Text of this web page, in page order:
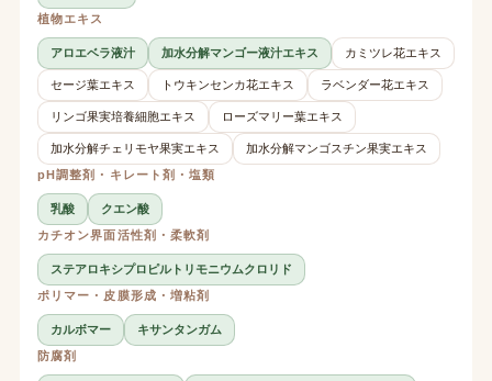
植物エキス
アロエベラ液汁 加水分解マンゴー液汁エキス カミツレ花エキス
セージ葉エキス トウキンセンカ花エキス ラベンダー花エキス
リンゴ果実培養細胞エキス ローズマリー葉エキス
加水分解チェリモヤ果実エキス
加水分解マンゴスチン果実エキス
pH調整剤・キレート剤・塩類
乳酸
クエン酸
カチオン界面活性剤・柔軟剤
ステアロキシプロピルトリモニウムクロリド
ポリマー・皮膜形成・増粘剤
カルボマー
キサンタンガム
防腐剤